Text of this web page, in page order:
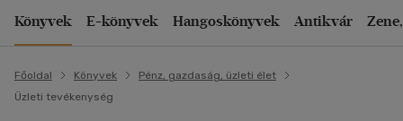
Könyvek E-könyvek Hangoskönyvek Antikvár
Főoldal Könyvek
Pénz, gazdaság, üzleti élet
Üzleti tevékenység